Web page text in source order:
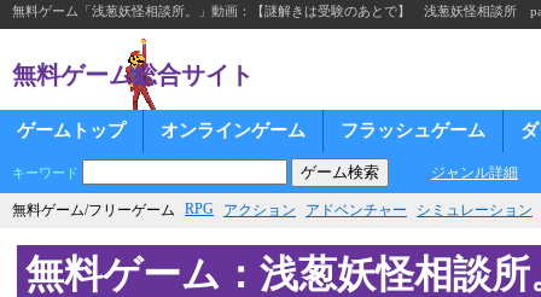
無料ゲーム「浅葱妖怪相談所。」動画：【謎解きは受験のあとで】 浅葱妖怪相談所
無料ゲーム総合サイト
ゲームトップ オンラインゲーム フラッシュゲーム
キーワード ジャンル詳細
無料ゲーム/フリーゲーム RPG アクション アドベンチャー シミュレーション
無料ゲーム：浅葱妖怪相談所